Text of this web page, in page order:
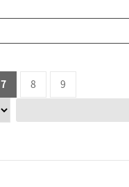
7 8 9